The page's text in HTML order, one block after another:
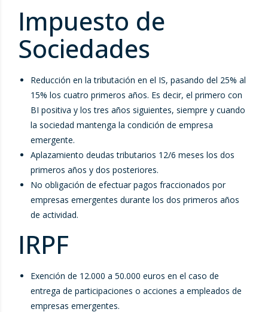
Impuesto de
Sociedades
Reducción en la tributación en el IS, pasando del 25% al
15% los cuatro primeros años. Es decir, el primero con
BI positiva y los tres años siguientes, siempre y cuando
la sociedad mantenga la condición de empresa
emergente.
Aplazamiento deudas tributarios 12/6 meses los dos
primeros años y dos posteriores.
No obligación de efectuar pagos fraccionados por
empresas emergentes durante los dos primeros años
de actividad.
IRPF
Exención de 12.000 a 50.000 euros en el caso de
entrega de participaciones o acciones a empleados de
empresas emergentes.